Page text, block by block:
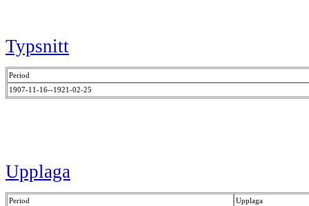
Typsnitt
Period
1907-11-16--1921-02-25
Upplaga
Period
Upplaga